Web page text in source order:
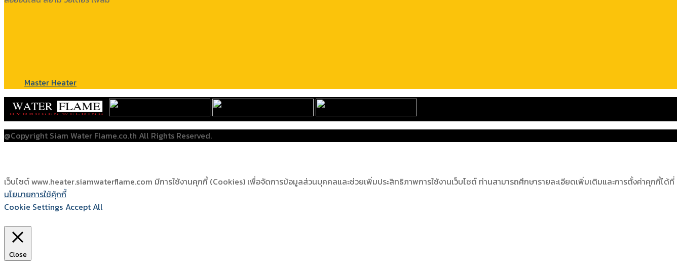
Master Heater
@Copyright Siam Water Flame.co.th All Rights Reserved.
เว็บไซต์ www.heater.siamwaterflame.com มีการใช้งานคุกกี้ (Cookies) เพื่อจัดการข้อมูลส่วนบุคคลและช่วยเพิ่มประสิทธิภาพการใช้งานเว็บไซต์ ท่านสามารถศึกษารายละเอียดเพิ่มเติมและการตั้งค่าคุกกี้ได้ที่
นโยบายการใช้คุ้กกี้
Cookie Settings Accept All
Close